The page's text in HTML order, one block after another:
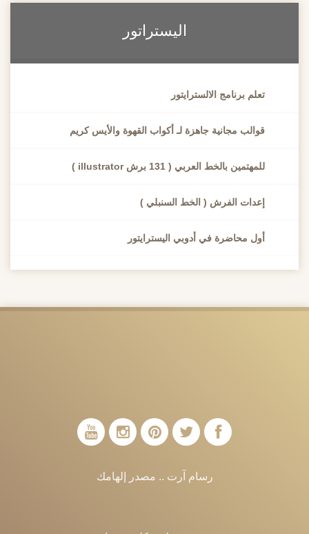
اليستراتور
تعلم برنامج الالسترايتور
قوالب مجانية جاهزة لـ أكواب القهوة والأيس كريم
للمهتمين بالخط العربي ( 131 برش illustrator )
إعدات الفرش ( الخط السنبلي )
أول محاضرة في أدوبي اليسترايتور
رسام آرت .. مصدر إلهامك